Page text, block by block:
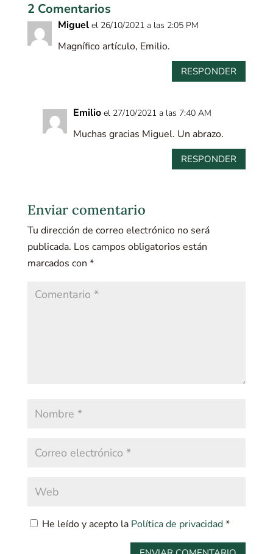
2 Comentarios
Miguel el 26/10/2021 a las 2:05 PM
Magnífico artículo, Emilio.
RESPONDER
Emilio el 27/10/2021 a las 7:40 AM
Muchas gracias Miguel. Un abrazo.
RESPONDER
Enviar comentario
Tu dirección de correo electrónico no será
publicada. Los campos obligatorios están
marcados con *
He leído y acepto la Política de privacidad*